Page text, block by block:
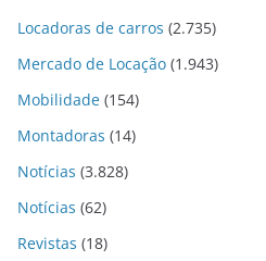
Locadoras de carros (2.735)
Mercado de Locação (1.943)
Mobilidade (154)
Montadoras (14)
Notícias (3.828)
Notícias (62)
Revistas (18)